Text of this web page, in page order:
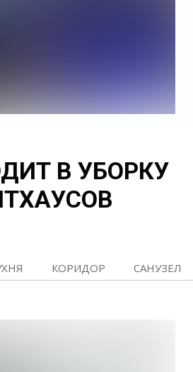
В УБОРКУ
КОРИДОР САНУЗЕЛ